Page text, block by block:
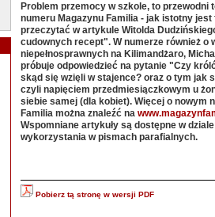
Problem przemocy w szkole, to przewodni
numeru Magazynu Familia - jak istotny jest
przeczytać w artykule Witolda
cudownych recept". W numerze również o
niepełnosprawnych na Kilimandżaro,
próbuje odpowiedzieć na pytanie "Czy
skąd się wzięli w stajence? oraz o tym jak
czyli napięciem przedmiesiączkowym u
siebie samej (dla kobiet). Więcej o nowym
Familia można znaleźć na
Wspomniane artykuły są dostępne w
wykorzystania w pismach parafialnych.
Pobierz tą stronę w wersji PDF